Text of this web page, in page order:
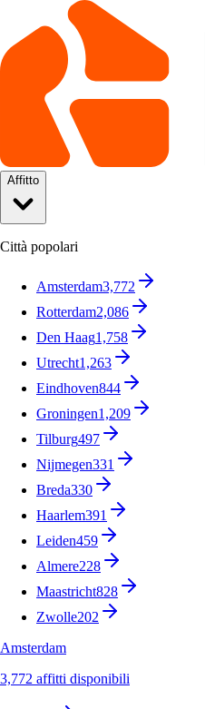
Affitto
Città popolari
Amsterdam3,772
Rotterdam2,086
Den Haag1,758
Utrecht1,263
Eindhoven844
Groningen1,209
Tilburg497
Nijmegen331
Breda330
Haarlem391
Leiden459
Almere228
Maastricht828
Zwolle202
Amsterdam
3,772 affitti disponibili